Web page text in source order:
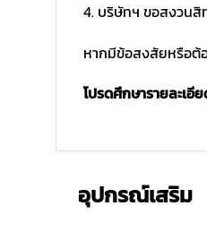
4. บริษัทฯ ขอสงวนสิ
หากมีข้อสงสัยหรือต้
โปรดศึกษารายละเอี
อุปกรณ์เสริม